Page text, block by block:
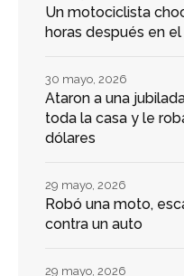
Un motociclista
horas después en
Ataron a una
toda la casa y le
dólares
30 mayo, 2026
Robó una moto,
contra un auto
29 mayo, 2026
29 mayo, 2026